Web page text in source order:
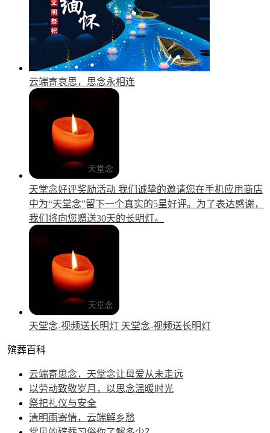
云端寄哀思，思念永相连
天堂念好评奖励活动 我们诚挚的邀请您在手机应用商店
中为“天堂念”留下一个真实的5星好评。为了表达感谢，
我们将向您赠送30天的长明灯。
天堂念-视频送长明灯 天堂念-视频送长明灯
殡葬百科
云端寄思念，天堂念让母爱从未走远
以劳动致敬岁月，以思念温暖时光
祭祀礼仪与安全
清明雨寄情，云端解乡愁